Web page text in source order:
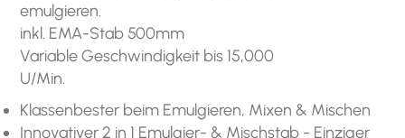
emulgieren.
inkl. EMA-Stab 500mm
Variable Geschwindigkeit bis 15,000
U/Min.
Klassenbester beim Emulgieren, Mixen & Mischen
Innovativer 2 in 1 Emulgier- & Mischstab - Einziger